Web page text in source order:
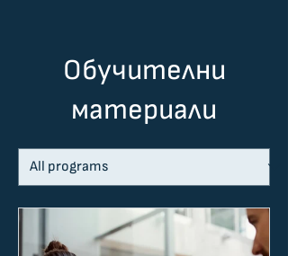
Обучителни
материали